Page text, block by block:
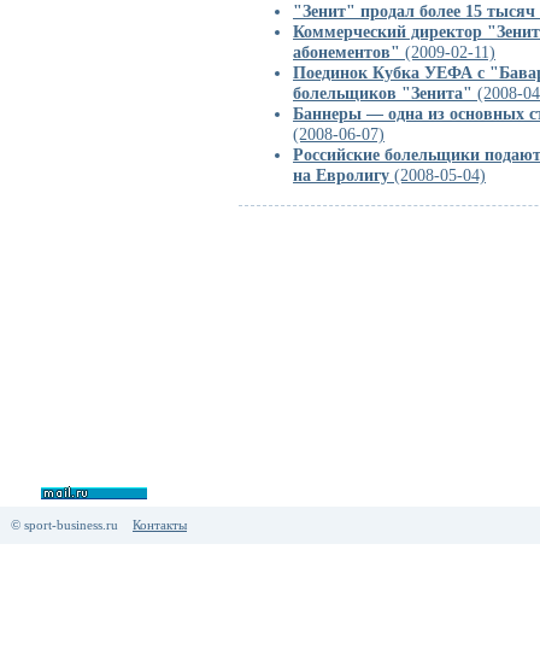
"Зенит" продал более 15 тысяч
Коммерческий директор
абонементов" (2009-02-11)
Поединок Кубка УЕФА с
болельщиков "Зенита" (2008-
Баннеры — одна из основных
(2008-06-07)
Российские болельщики
на Евролигу (2008-05-04)
© sport-business.ru Контакты